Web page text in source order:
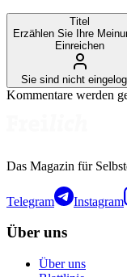
Titel
Erzählen Sie Ihre
Einreichen
Sie sind nicht
Kommentare werden
Das Magazin für
Telegram Instagram
Über uns
Über uns